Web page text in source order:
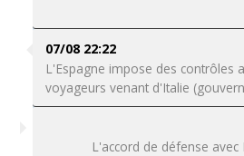
07/08 22:22
L'Espagne impose des contrôles
voyageurs venant d'Italie
L'accord de défense